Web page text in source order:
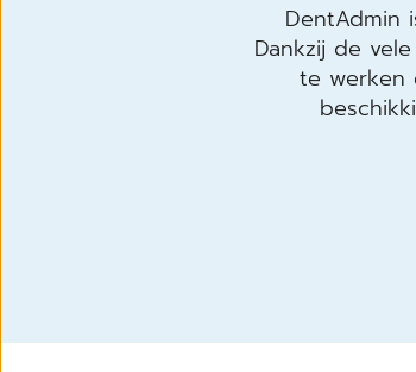
DentAdmin
Dankzij de
te werken